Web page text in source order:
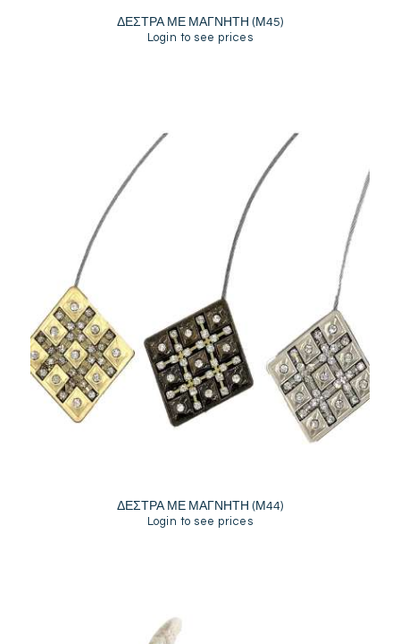
ΔΕΣΤΡΑ ΜΕ ΜΑΓΝΗΤΗ (Μ45)
Login to see prices
ΔΕΣΤΡΑ ΜΕ ΜΑΓΝΗΤΗ (Μ44)
Login to see prices